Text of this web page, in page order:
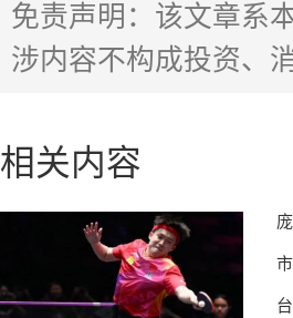
免责声明：该文章系
涉内容不构成投资、
相关内容